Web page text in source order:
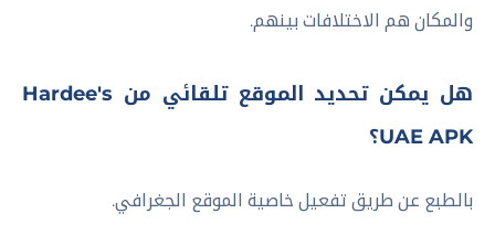
والمكان هم الاختلافات بينهم.
هل يمكن تحديد الموقع تلقائي من Hardee's
UAE APK؟
بالطبع عن طريق تفعيل خاصية الموقع الجغرافي.